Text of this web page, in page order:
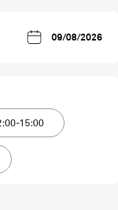
15:00